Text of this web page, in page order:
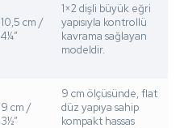
10,5 cm /
4¼”
1×2 dişli büyük eğri
yapısıyla kontrollü
kavrama sağlayan
modeldir.
9 cm /
3½”
9 cm ölçüsünde, flat
düz yapıya sahip
kompakt hassas